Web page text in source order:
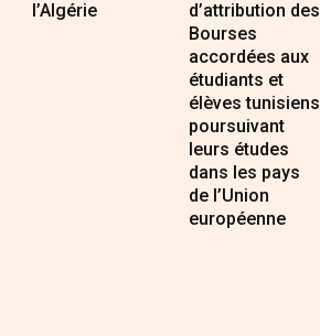
l’Algérie
d’attribution des
Bourses
accordées aux
étudiants et
élèves tunisiens
poursuivant
leurs études
dans les pays
de l’Union
européenne